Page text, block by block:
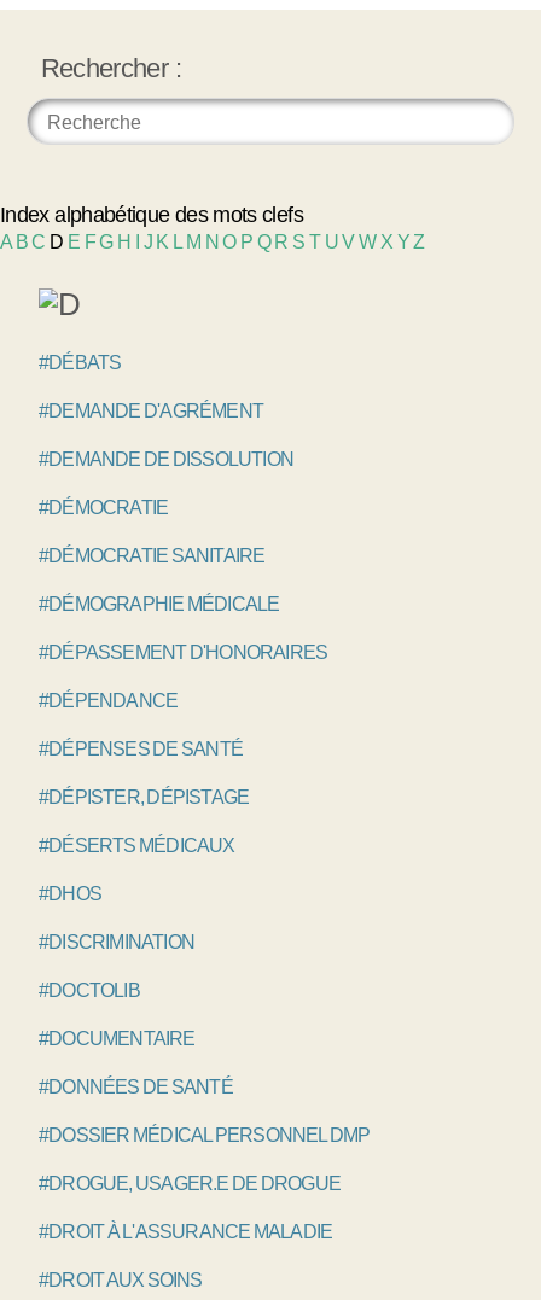
Rechercher :
Index alphabétique des mots clefs
A BC D E FG H J K L M NO P Q R S T UVW X YZ
#DÉBATS
#DEMANDE D'AGRÉMENT
#DEMANDE DE DISSOLUTION
#DÉMOCRATIE
#DÉMOCRATIE SANITAIRE
#DÉMOGRAPHIE MÉDICALE
#DÉPASSEMENT D'HONORAIRES
#DÉPENDANCE
#DÉPENSES DE SANTÉ
#DÉPISTER, DÉPISTAGE
#DÉSERTS MÉDICAUX
#DHOS
#DISCRIMINATION
#DOCTOLIB
#DOCUMENTAIRE
#DONNÉES DE SANTÉ
#DOSSIER MÉDICAL PERSONNEL DMP
#DROGUE, USAGER.E DE DROGUE
#DROIT À L'ASSURANCE MALADIE
#DROIT AUX SOINS